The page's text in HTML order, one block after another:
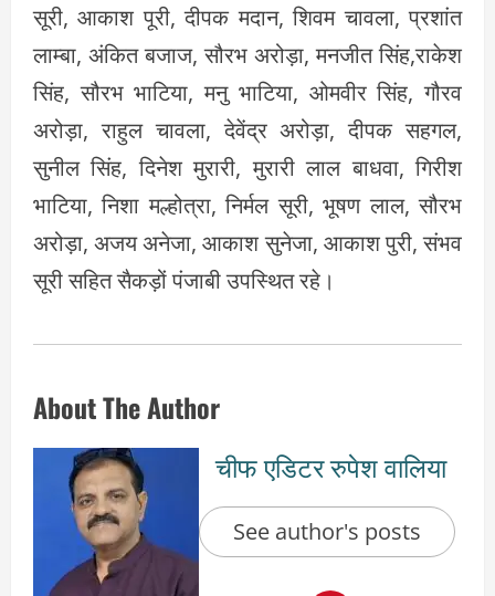
सूरी, आकाश पूरी, दीपक मदान, शिवम चावला, प्रशांत
लाम्बा, अंकित बजाज, सौरभ अरोड़ा, मनजीत सिंह,राकेश
सिंह, सौरभ भाटिया, मनु भाटिया, ओमवीर सिंह, गौरव
अरोड़ा, राहुल चावला, देवेंद्र अरोड़ा, दीपक सहगल,
सुनील सिंह, दिनेश मुरारी, मुरारी लाल बाधवा, गिरीश
भाटिया, निशा मल्होत्रा, निर्मल सूरी, भूषण लाल, सौरभ
अरोड़ा, अजय अनेजा, आकाश सुनेजा, आकाश पुरी, संभव
सूरी सहित सैकड़ों पंजाबी उपस्थित रहे।
About The Author
चीफ एडिटर रुपेश वालिया
See author's posts